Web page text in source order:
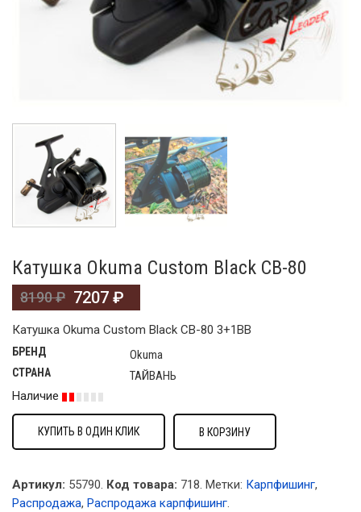
Катушка Okuma Custom Black CB-80
8190₽ 7207 ₽
Катушка Okuma Custom Black CB-80 3+1BB
БРЕНД Okuma
СТРАНА
ТАЙВАНЬ
Наличие
КУПИТЬ В ОДИН КЛИК В КОРЗИНУ
Артикул: 55790. Код товара: 718. Метки: Карпфишинг,
Распродажа, Распродажа карпфишинг.